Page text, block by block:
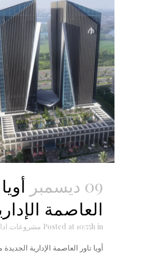
09 ديسمبر
العاصمة
Posted at 10:55h in مشروعات
أويا تاور العاصمة الإدارية